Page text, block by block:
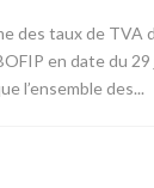
des taux de TVA
en date du
l’ensemble des...